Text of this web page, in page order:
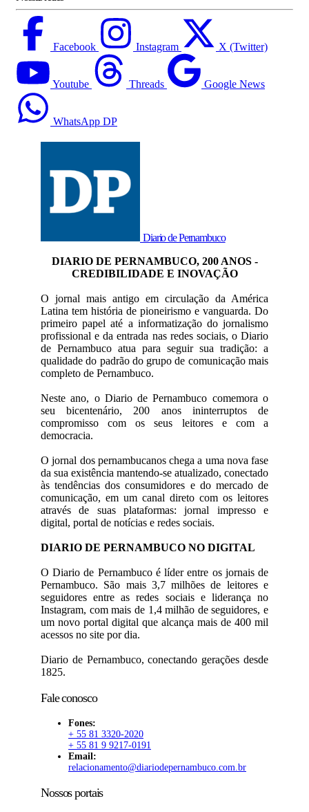
Facebook Instagram X (Twitter)
Youtube Threads Google News
WhatsApp DP
Diario de Pernambuco
DIARIO DE PERNAMBUCO, 200 ANOS -
CREDIBILIDADE E INOVAÇÃO
O jornal mais antigo em circulação da América
Latina tem história de pioneirismo e vanguarda. Do
primeiro papel até a informatização do jornalismo
profissional e da entrada nas redes sociais, o Diario
de Pernambuco atua para seguir sua tradição: a
qualidade do padrão do grupo de comunicação mais
completo de Pernambuco.
Neste ano, o Diario de Pernambuco comemora o
seu bicentenário, 200 anos ininterruptos de
compromisso com os seus leitores e com a
democracia.
O jornal dos pernambucanos chega a uma nova fase
da sua existência mantendo-se atualizado, conectado
às tendências dos consumidores e do mercado de
comunicação, em um canal direto com os leitores
através de suas plataformas: jornal impresso e
digital, portal de notícias e redes sociais.
DIARIO DE PERNAMBUCO NO DIGITAL
O Diario de Pernambuco é líder entre os jornais de
Pernambuco. São mais 3,7 milhões de leitores e
seguidores entre as redes sociais e liderança no
Instagram, com mais de 1,4 milhão de seguidores, e
um novo portal digital que alcança mais de 400 mil
acessos no site por dia.
Diario de Pernambuco, conectando gerações desde
1825.
Fale conosco
Fones:
+ 55 81 3320-2020
+ 55 81 9 9217-0191
Email:
relacionamento@diariodepernambuco.com.br
Nossos portais